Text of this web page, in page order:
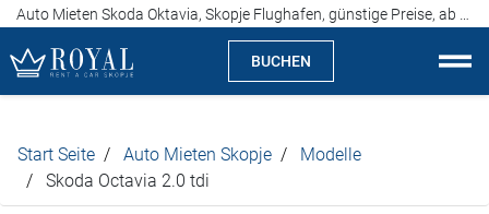
BUCHEN
Über uns
Start Seite Auto Mieten Skopje
Modelle
Skoda Octavia 2.0 tdi